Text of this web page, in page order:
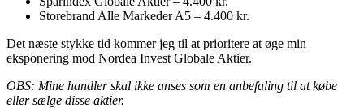
Storebrand Alle Markeder A5 – 4.400 kr.
Det næste stykke tid kommer jeg til at prioritere at øge min
eksponering mod Nordea Invest Globale Aktier.
OBS: Mine handler skal ikke anses som en anbefaling til at købe
eller sælge disse aktier.